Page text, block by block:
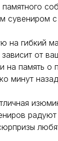
сувениром
гибкий
от
на память
минут